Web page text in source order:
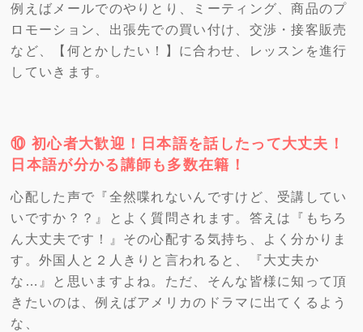
例えばメールでのやりとり、ミーティング、商品のプ
ロモーション、出張先での買い付け、交渉・接客販売
など、【何とかしたい！】に合わせ、レッスンを進行
していきます。
⑩ 初心者大歓迎！日本語を話したって大丈夫！
日本語が分かる講師も多数在籍！
心配した声で『全然喋れないんですけど、受講してい
いですか？？』とよく質問されます。答えは『もちろ
ん大丈夫です！』その心配する気持ち、よく分かりま
す。外国人と２人きりと言われると、『大丈夫か
な…』と思いますよね。ただ、そんな皆様に知って頂
きたいのは、例えばアメリカのドラマに出てくるよう
な、